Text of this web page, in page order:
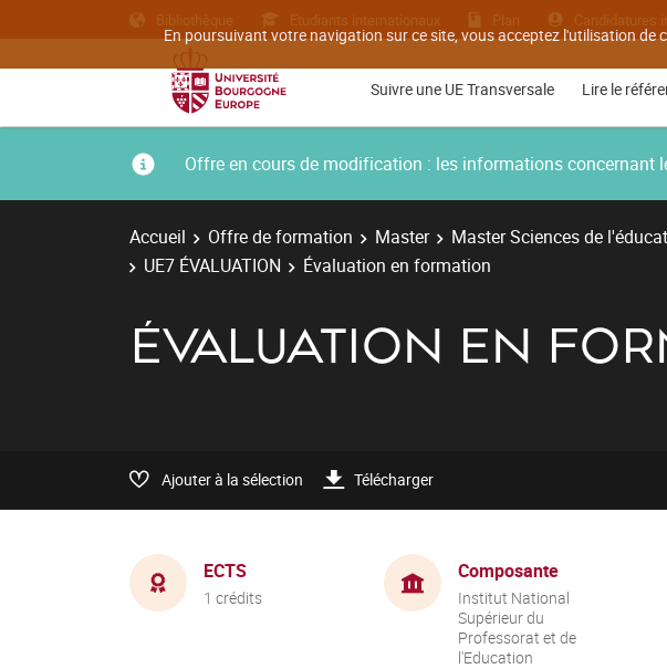
En poursuivant votre navigation sur ce site, vous acceptez l'utilisation
Bibliothèque Etudiants internationaux Plan Candidatures
Suivre une UE Transversale Lire le
Offre en cours de modification : les informations concernant
Accueil Offre de formation Master Master Sciences de
UE7 ÉVALUATION
Évaluation en formation
ÉVALUATION EN
Ajouter à la sélection Télécharger
ECTS
1 crédits
Composante
Institut National
Supérieur du
Professorat et de
l'Education